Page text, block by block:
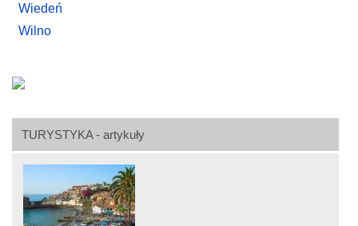
TURYSTYKA - artykuły
Wiedeń
Wilno